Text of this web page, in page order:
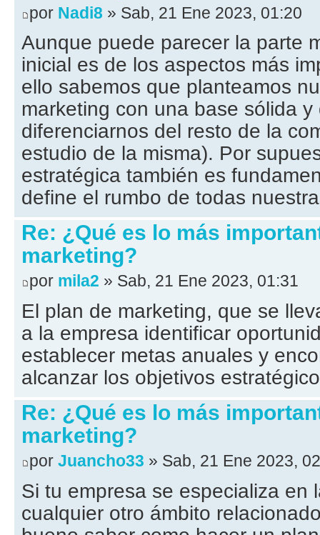
por Nadi8 » Sab, 21 Ene 2023, 01:20
Aunque puede parecer la parte
inicial es de los aspectos más
ello sabemos que planteamos
marketing con una base sólida
diferenciarnos del resto de la
estudio de la misma). Por
estratégica también es
define el rumbo de todas
Re: ¿Qué es lo más
marketing?
por mila2 » Sab, 21 Ene 2023, 01:31
El plan de marketing, que se
a la empresa identificar
establecer metas anuales y
alcanzar los objetivos
Re: ¿Qué es lo más
marketing?
por Juancho33 » Sab, 21 Ene 2023,
Si tu empresa se especializa en
cualquier otro ámbito